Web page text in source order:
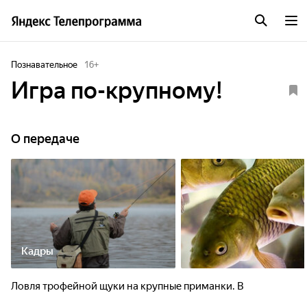
Познавательное 16+
Игра по-крупному!
О передаче
Кадры
Ловля трофейной щуки на крупные приманки. В